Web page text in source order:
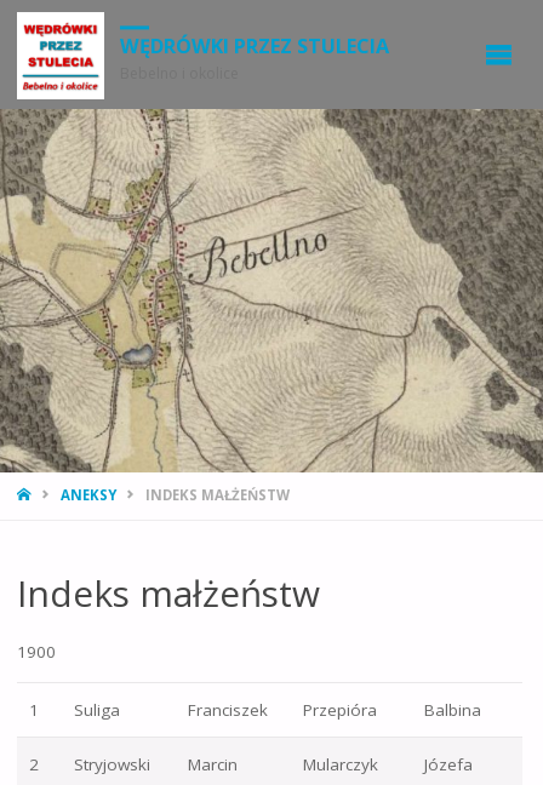
WĘDRÓWKI PRZEZ STULECIA
STRONA
ANEKSY INDEKS MAŁŻEŃSTW
Indeks małżeństw
1900
1 Suliga Franciszek Przepióra Balbina
2 Stryjowski Marcin Mularczyk Józefa